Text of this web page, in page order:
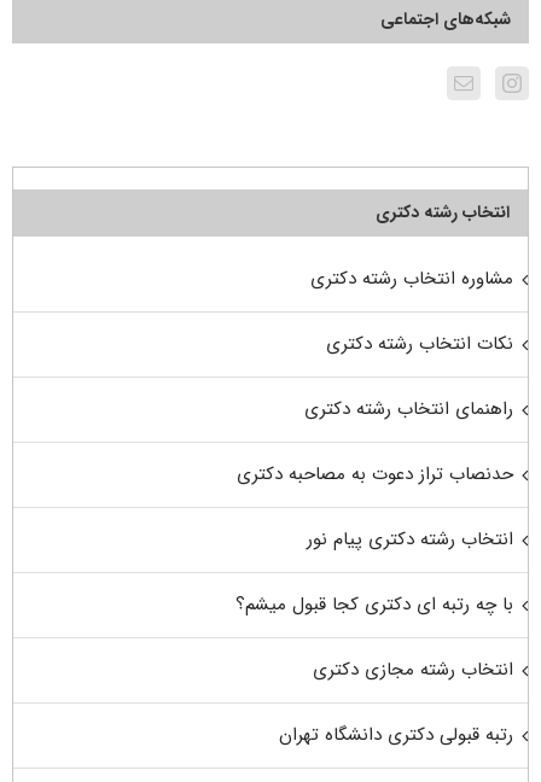
شبکه‌های اجتماعی
انتخاب رشته دکتری
مشاوره انتخاب رشته دکتری
نکات انتخاب رشته دکتری
راهنمای انتخاب رشته دکتری
حدنصاب تراز دعوت به مصاحبه دکتری
انتخاب رشته دکتری پیام نور
با چه رتبه ای دکتری کجا قبول میشم؟
انتخاب رشته مجازی دکتری
رتبه قبولی دکتری دانشگاه تهران